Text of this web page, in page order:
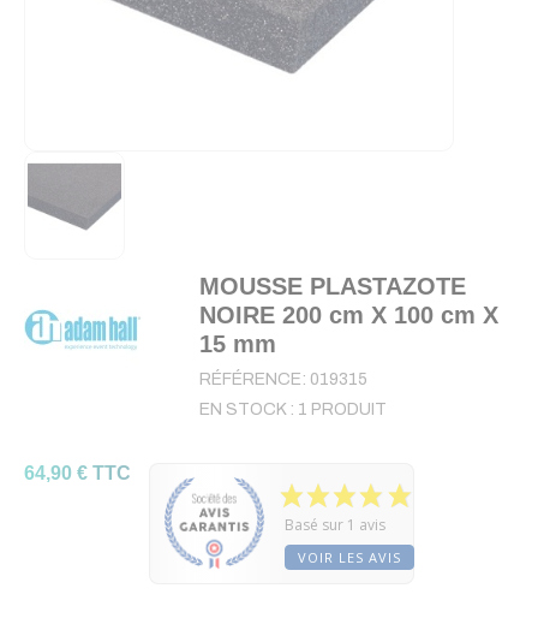
MOUSSE PLASTAZOTE
NOIRE 200 cm X 100 cm X
15 mm
RÉFÉRENCE: 019315
EN STOCK : 1 PRODUIT
64,90 € TTC
Basé sur 1 avis
VOIR LES AVIS